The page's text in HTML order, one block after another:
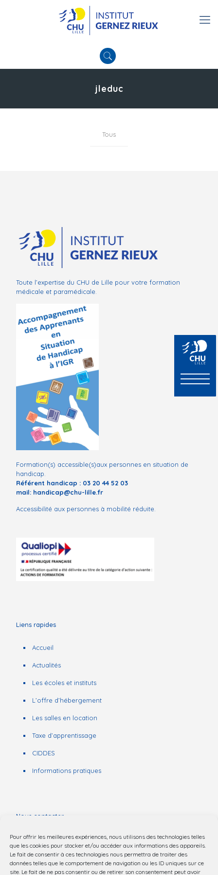
Pour offrir les meilleures expériences, nous utilisons des technologies telles
que les cookies pour stocker et/ou accéder aux informations des appareils.
Le fait de consentir à ces technologies nous permettra de traiter des
données telles que le comportement de navigation ou les ID uniques sur ce
site. Le fait de ne pas consentir ou de retirer son consentement peut avoir
jleduc
Tous
Toute l’expertise du CHU de Lille pour votre formation
médicale et paramédicale.
Formation(s) accessible(s)aux personnes en situation de
handicap.
Référent handicap : 03 20 44 52 03
mail: handicap@chu-lille.fr
Accessibilité aux personnes à mobilité réduite.
Liens rapides
Accueil
Actualités
Les écoles et instituts
L’offre d’hébergement
Les salles en location
Taxe d’apprentissage
CIDDES
Informations pratiques
Nous contacter
03 20 44 57 55
2 rue du Dr Schweitzer